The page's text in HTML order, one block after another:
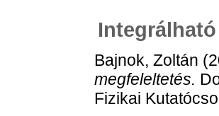
Bajnok, Zoltán
megfeleltetés.
Fizikai